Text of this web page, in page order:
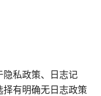
私政策、日志记
有明确无日志政策